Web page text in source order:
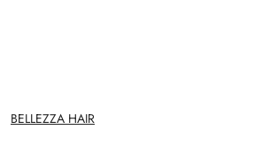
NAZWA
PRODUCENTA:
BELLEZZA HAIR